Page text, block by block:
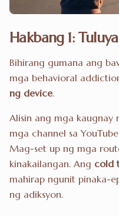
Hakbang 1:
Bihirang gumana ang
mga behavioral
ng device.
Alisin ang mga kaugnay
mga channel sa
Mag-set up ng mga
kinakailangan. Ang cold
mahirap ngunit pinaka-
ng adiksyon.